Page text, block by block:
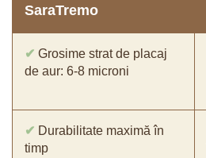
SaraTremo
✔ Grosime strat de placaj
de aur: 6-8 microni
✔ Durabilitate maximă în
timp